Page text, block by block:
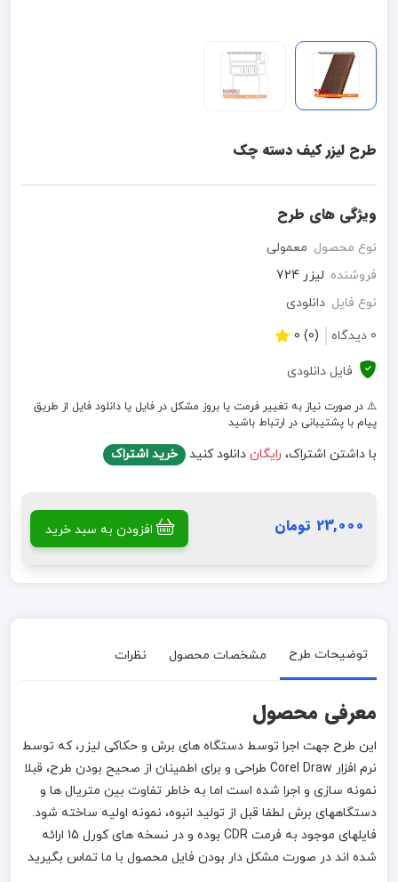
طرح لیزر کیف دسته چک
ویژگی های طرح
نوع محصول معمولی
فروشنده لیزر 724
نوع فایل دانلودی
0 دیدگاه
(0) 0
فایل دانلودی
⚠️ در صورت نیاز به تغییر فرمت یا بروز مشکل در فایل یا دانلود فایل از طریق
پیام با پشتیبانی در ارتباط باشید
با داشتن اشتراک، رایگان دانلود کنید خرید اشتراک
23,000 تومان افزودن به سبد خرید
توضیحات طرح مشخصات محصول نظرات
معرفی محصول
این طرح جهت اجرا توسط دستگاه های برش و حکاکی لیزر، که توسط
نرم افزار Corel Draw طراحی و برای اطمینان از صحیح بودن طرح، قبلا
نمونه سازی و اجرا شده است اما به خاطر تفاوت بین متریال ها و
دستگاههای برش لطفا قبل از تولید انبوه، نمونه اولیه ساخته شود.
فایلهای موجود به فرمت CDR بوده و در نسخه های کورل 15 ارائه
شده اند در صورت مشکل دار بودن فایل محصول با ما تماس بگیرید